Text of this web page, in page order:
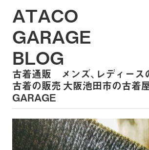
ATACO
GARAGE
BLOG
古着通販 メンズ、レディース
古着の販売 大阪池田市の古着
GARAGE